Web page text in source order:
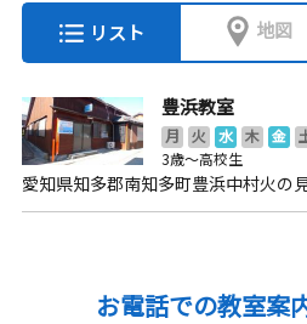
リスト 地図
豊浜教室
月 火 水 木 金
3歳～高校生
愛知県知多郡南知多町豊浜中村火の
お電話での教室案